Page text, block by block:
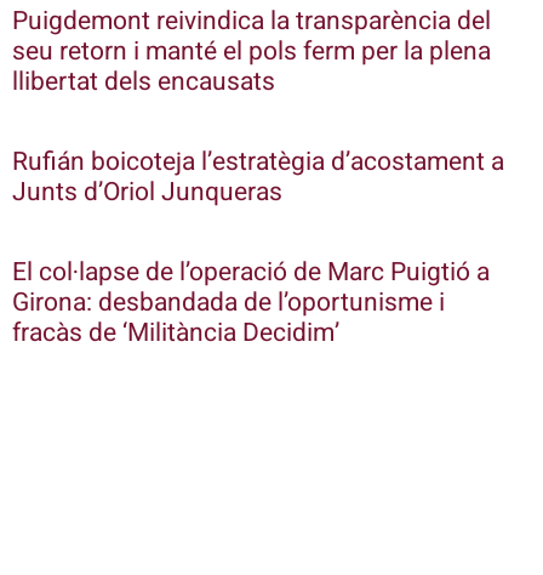
Puigdemont reivindica la transparència del
seu retorn i manté el pols ferm per la plena
llibertat dels encausats
Rufián boicoteja l’estratègia d’acostament a
Junts d’Oriol Junqueras
El col·lapse de l’operació de Marc Puigtió a
Girona: desbandada de l’oportunisme i
fracàs de ‘Militància Decidim’